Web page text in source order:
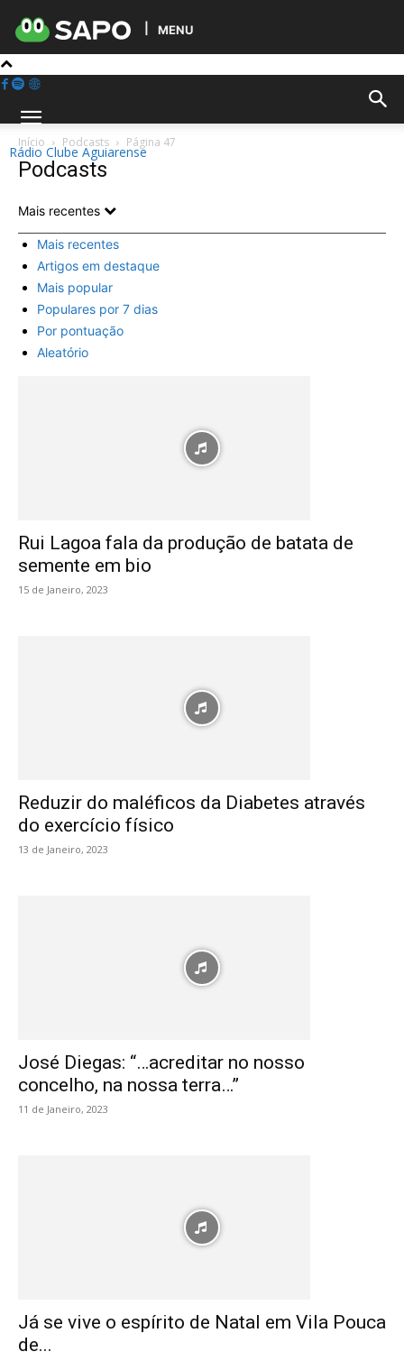
MENU
Rádio Clube Aguiarense
Início Podcasts Página 47
Podcasts
Mais recentes
Mais recentes
Artigos em destaque
Mais popular
Populares por 7 dias
Por pontuação
Aleatório
Rui Lagoa fala da produção de batata de
semente em bio
15 de Janeiro, 2023
Reduzir do maléficos da Diabetes através
do exercício físico
13 de Janeiro, 2023
José Diegas: “…acreditar no nosso
concelho, na nossa terra…”
11 de Janeiro, 2023
Já se vive o espírito de Natal em Vila Pouca
de...